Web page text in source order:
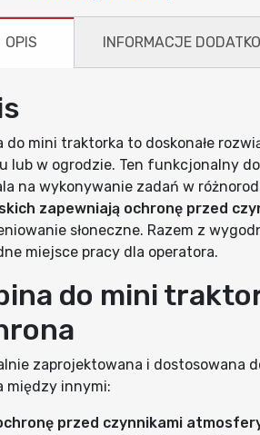
OPIS INFORMACJE
do mini traktorka to doskonałe
lub w ogrodzie. Ten funkcjonalny
na wykonywanie zadań w
zapewniają ochronę przed
słoneczne. Razem z
miejsce pracy dla operatora.
do mini
zaprojektowana i dostosowana
między innymi:
przed czynnikami